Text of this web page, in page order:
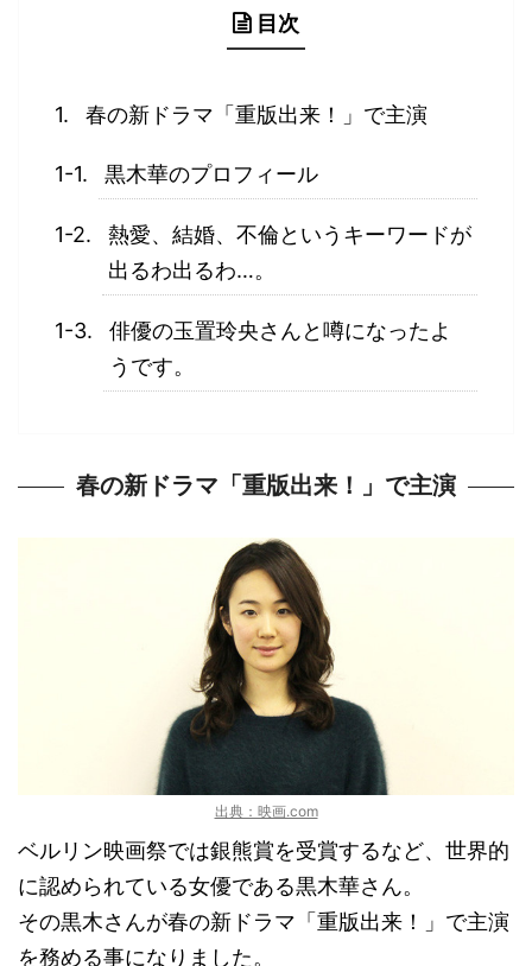
目次
春の新ドラマ「重版出来！」で主演
黒木華のプロフィール
熱愛、結婚、不倫というキーワードが
出るわ出るわ…。
俳優の玉置玲央さんと噂になったよ
うです。
春の新ドラマ「重版出来！」で主演
出典：映画.com
ベルリン映画祭では銀熊賞を受賞するなど、世界的
に認められている女優である黒木華さん。
その黒木さんが春の新ドラマ「重版出来！」で主演
を務める事になりました。